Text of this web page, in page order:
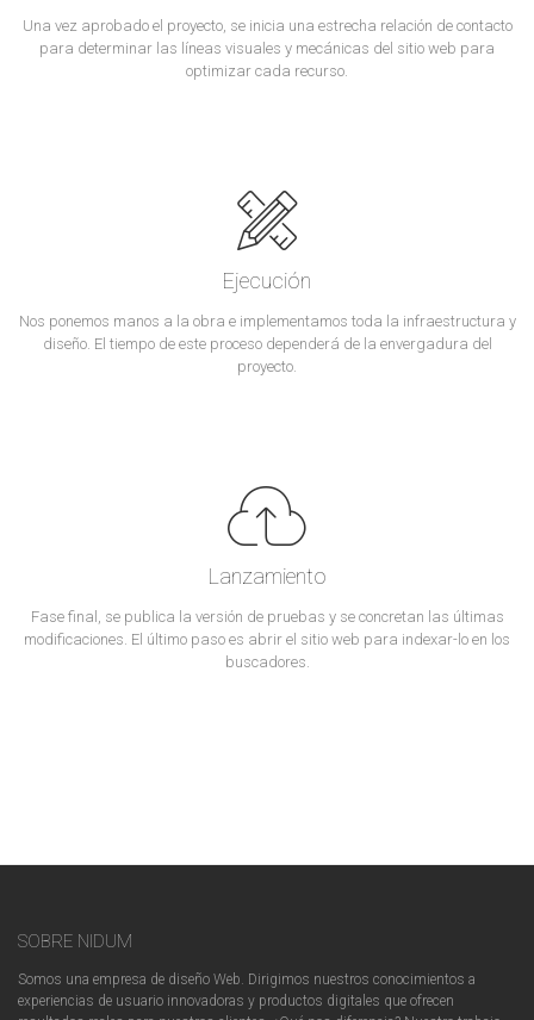
Una vez aprobado el proyecto, se inicia una estrecha relación de contacto
para determinar las líneas visuales y mecánicas del sitio web para
optimizar cada recurso.
Ejecución
Nos ponemos manos a la obra e implementamos toda la infraestructura y
diseño. El tiempo de este proceso dependerá de la envergadura del
proyecto.
Lanzamiento
Fase final, se publica la versión de pruebas y se concretan las últimas
modificaciones. El último paso es abrir el sitio web para indexar-lo en los
buscadores.
SOBRE NIDUM
Somos una empresa de diseño Web. Dirigimos nuestros conocimientos a
experiencias de usuario innovadoras y productos digitales que ofrecen